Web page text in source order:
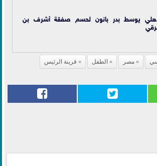
يوسط بدر بانون لحسم صفقة أشرف بن
مصر الطفل
قرينة الرئيس